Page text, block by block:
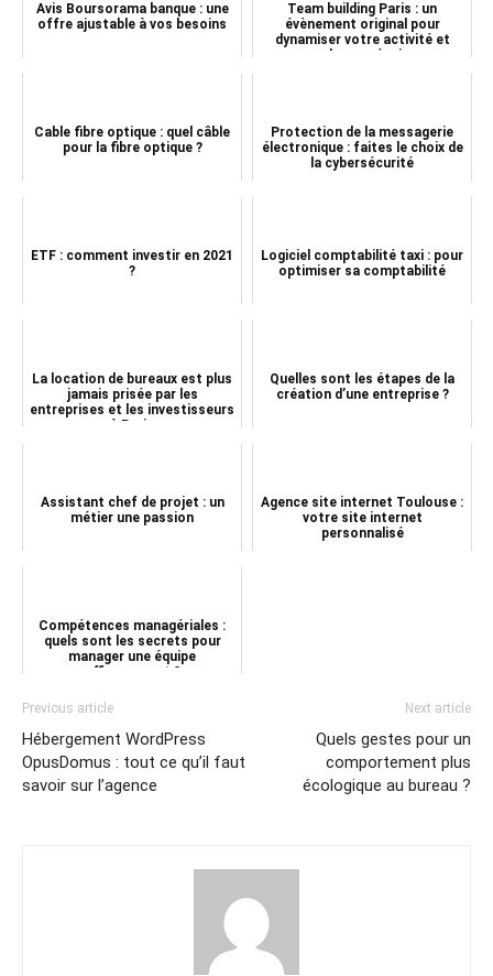
Avis Boursorama banque : une
offre ajustable à vos besoins
Team building Paris : un
évènement original pour
dynamiser votre activité et
souder vos équipes
Cable fibre optique : quel câble
pour la fibre optique ?
Protection de la messagerie
électronique : faites le choix de
la cybersécurité
ETF : comment investir en 2021
?
Logiciel comptabilité taxi : pour
optimiser sa comptabilité
La location de bureaux est plus
jamais prisée par les
entreprises et les investisseurs
à Paris
Quelles sont les étapes de la
création d’une entreprise ?
Assistant chef de projet : un
métier une passion
Agence site internet Toulouse :
votre site internet
personnalisé
Compétences managériales :
quels sont les secrets pour
manager une équipe
efficacement ?
Previous article
Hébergement WordPress
OpusDomus : tout ce qu’il faut
savoir sur l’agence
Next article
Quels gestes pour un
comportement plus
écologique au bureau ?